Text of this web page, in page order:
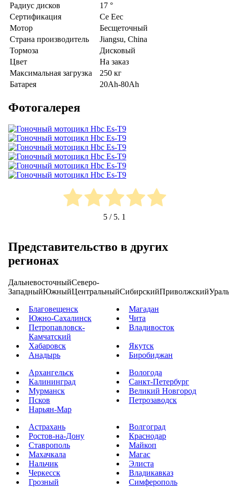
Радиус дисков
17 °
Сертификация
Ce Eec
Мотор
Бесщеточный
Страна производитель
Jiangsu, China
Тормоза
Дисковый
Цвет
На заказ
Максимальная загрузка
250 кг
Батарея
20Ah-80Ah
Фотогалерея
5 / 5. 1
Представительство в других
регионах
ДальневосточныйСеверо-
ЗападныйЮжныйЦентральныйСибирскийПриволжский
Благовещенск
Магадан
Южно-Сахалинск
Чита
Петропавловск-
Камчатский
Владивосток
Хабаровск
Якутск
Анадырь
Биробиджан
Архангельск
Вологода
Калининград
Санкт-Петербург
Мурманск
Великий Новгород
Псков
Петрозаводск
Нарьян-Мар
Астрахань
Волгоград
Ростов-на-Дону
Краснодар
Ставрополь
Майкоп
Махачкала
Магас
Нальчик
Элиста
Черкесск
Владикавказ
Грозный
Симферополь